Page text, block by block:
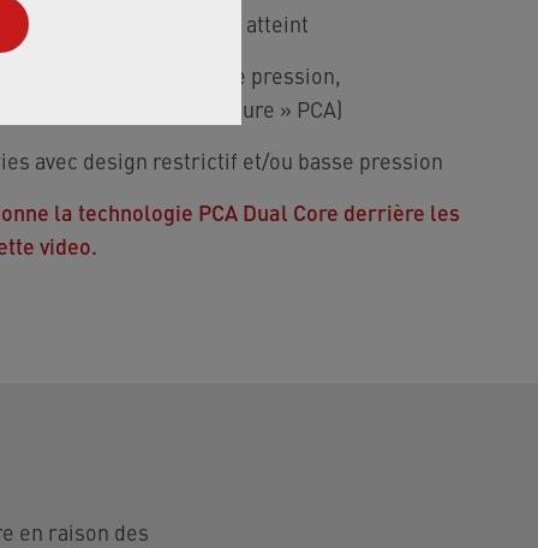
le débit nominal est atteint
toutes les plages de pression,
cibles (« all-pressure » PCA)
avec design restrictif et/ou basse pression
la technologie PCA Dual Core derrière les
video.
en raison des